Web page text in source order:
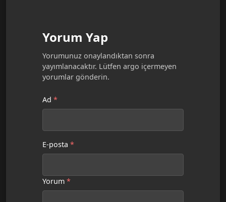
Yorum Yap
Yorumunuz onaylandıktan sonra
yayımlanacaktır. Lütfen argo içermeyen
yorumlar gönderin.
Ad *
E-posta *
Yorum *